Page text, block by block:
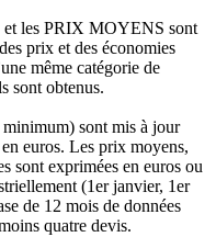
les PRIX MOYENS sont
prix et des économies
même catégorie de
sont obtenus.
sont mis à jour
euros. Les prix moyens,
sont exprimées en euros ou
(1er janvier, 1er
de 12 mois de données
quatre devis.